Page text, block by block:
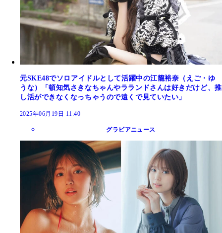
元SKE48でソロアイドルとして活躍中の江籠裕奈（えご・ゆ
うな）「頓知気さきなちゃんやラランドさんは好きだけど、推
し活ができなくなっちゃうので遠くで見ていたい」
2025年06月19日 11:40
グラビアニュース